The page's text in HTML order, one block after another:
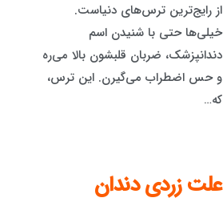
از رایج‌ترین ترس‌های دنیاست.
خیلی‌ها حتی با شنیدن اسم
دندانپزشک، ضربان قلبشون بالا می‌ره
و حس اضطراب می‌گیرن. این ترس،
که…
علت زردی دندان